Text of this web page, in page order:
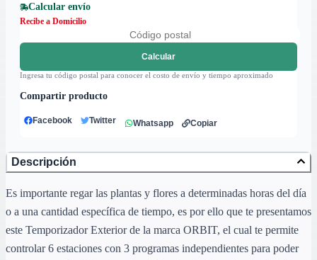
Calcular envío
Recibe a Domicilio
Calcular
Ingresa tu código postal para conocer el costo de envío y tiempo aproximado
Compartir producto
Facebook Twitter Whatsapp Copiar
Descripción
Es importante regar las plantas y flores a determinadas horas del día
o a una cantidad específica de tiempo, es por ello que te presentamos
este Temporizador Exterior de la marca ORBIT, el cual te permite
controlar 6 estaciones con 3 programas independientes para poder